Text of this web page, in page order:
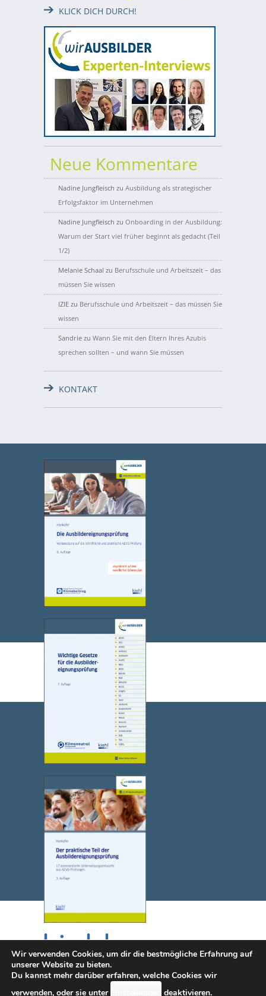
KLICK DICH DURCH!
Neue Kommentare
Nadine Jungfleisch zu Ausbildung als strategischer
Erfolgsfaktor im Unternehmen
Nadine Jungfleisch zu Onboarding in der Ausbildung:
Warum der Start viel früher beginnt als gedacht (Teil
1/2)
Melanie Schaal zu Berufsschule und Arbeitszeit – das
müssen Sie wissen
IZIE zu Berufsschule und Arbeitszeit – das müssen Sie
wissen
Sandrie zu Wann Sie mit den Eltern Ihres Azubis
sprechen sollten – und wann Sie müssen
KONTAKT
© 2025 NWB Verlag. Kiehl ist eine Marke des NWB Verlags.
Wir verwenden Cookies, um dir die bestmögliche Erfahrung auf
unserer Website zu bieten.
Du kannst mehr darüber erfahren, welche Cookies wir
verwenden, oder sie unter
deaktivieren.